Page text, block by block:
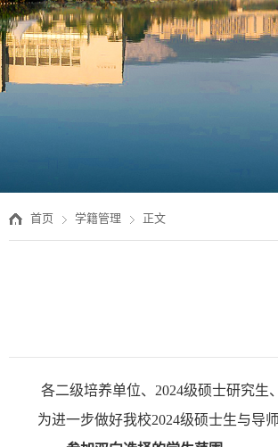
首页 学籍管理 正文
各二级培养单位、 2024级硕士研究生
为进一步做好我校2024级硕士生与导